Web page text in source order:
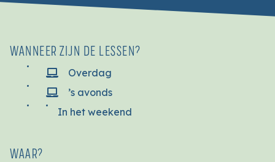
WANNEER ZIJN DE LESSEN?
Overdag
’s avonds
In het weekend
WAAR?